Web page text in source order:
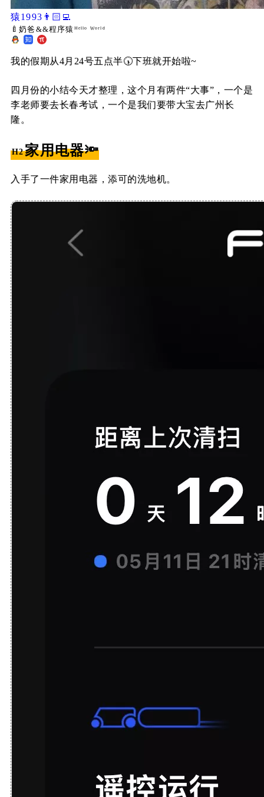
猿1993👨🏻‍💻
🍼奶爸&&程序猿ᴴᵉˡˡᵒ ᵂᵒʳˡᵈ
我的假期从4月24号五点半🕠下班就开始啦~
四月份的小结今天才整理，这个月有两件“大事”，一个是
李老师要去长春考试，一个是我们要带大宝去广州长
隆。
家用电器🔦
入手了一件家用电器，添可的洗地机。